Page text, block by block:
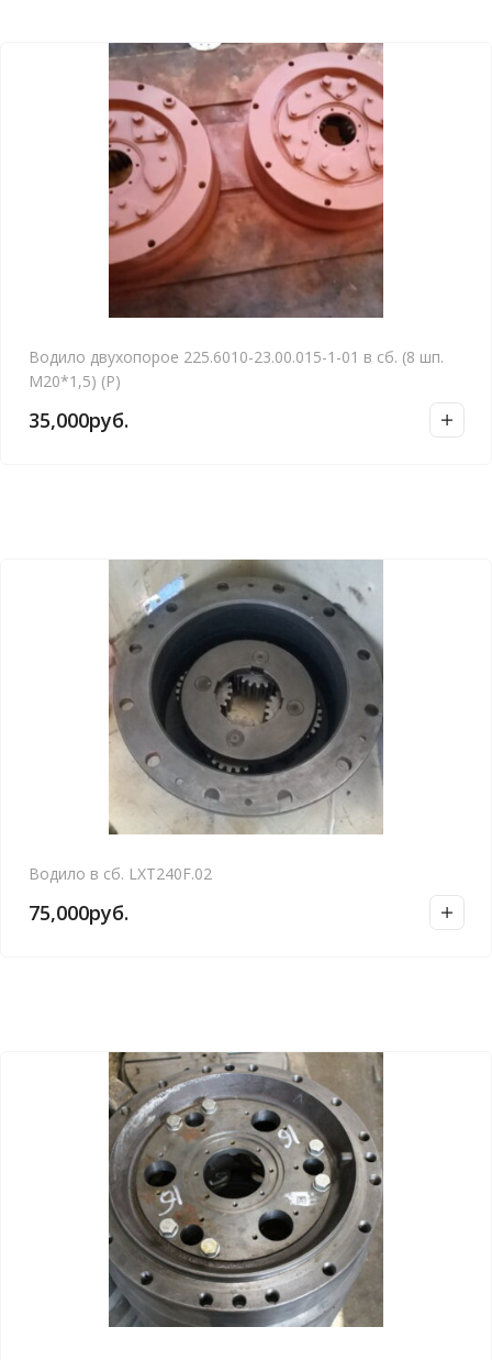
Водило двухопорое 225.6010-23.00.015-1-01 в сб. (8 шп.
М20*1,5) (Р)
35,000руб.
Водило в сб. LXT240F.02
75,000руб.